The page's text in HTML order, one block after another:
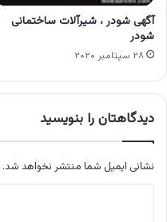
آگهی شودر ، شیرآلات ساختمانی
شودر
۲۸ سپتامبر ۲۰۲۰
دیدگاهتان را بنویسید
نشانی ایمیل شما منتشر نخواهد شد.